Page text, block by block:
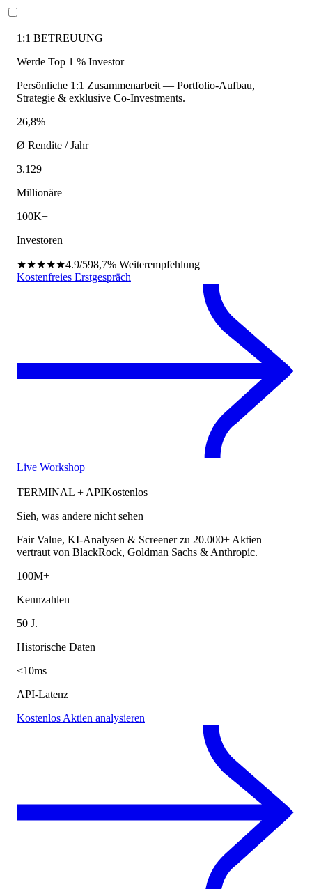
1:1 BETREUUNG
Werde Top 1 % Investor
Persönliche 1:1 Zusammenarbeit — Portfolio-Aufbau,
Strategie & exklusive Co-Investments.
26,8%
Ø Rendite / Jahr
3.129
Millionäre
100K+
Investoren
★★★★★4.9/598,7% Weiterempfehlung
Kostenfreies Erstgespräch
Live Workshop
TERMINAL + APIKostenlos
Sieh, was andere nicht sehen
Fair Value, KI-Analysen & Screener zu 20.000+ Aktien —
vertraut von BlackRock, Goldman Sachs & Anthropic.
100M+
Kennzahlen
50 J.
Historische Daten
<10ms
API-Latenz
Kostenlos Aktien analysieren